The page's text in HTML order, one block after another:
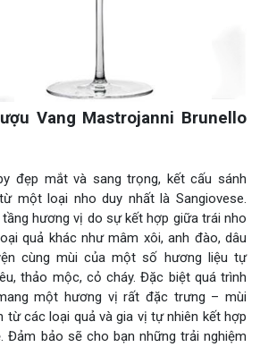
Vang Mastrojanni Brunello
đẹp mắt và sang trọng, kết cấu sánh
một loại nho duy nhất là Sangiovese.
hương vị do sự kết hợp giữa trái nho
quả khác như mâm xôi, anh đào, dâu
cùng mùi của một số hương liệu tự
thảo mộc, cỏ cháy. Đặc biệt quá trình
một hương vị rất đặc trưng – mùi
từ các loại quả và gia vị tự nhiên kết hợp
Đảm bảo sẽ cho bạn những trải nghiệm